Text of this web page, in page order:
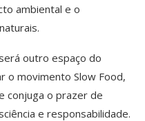
ambiental e o
outro espaço do
o movimento Slow Food,
conjuga o prazer de
e responsabilidade.